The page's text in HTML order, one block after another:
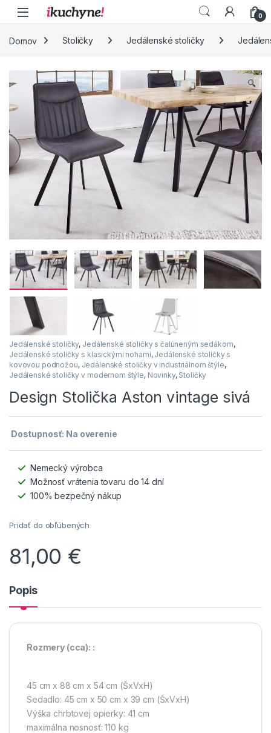
Skip to navigation
Skip to content
0
Domov Stoličky Jedálenské stoličky
🔍
Jedálenské stoličky, Jedálenské stoličky s čalúneným sedákom,
Jedálenské stoličky s klasickými nohami, Jedálenské stoličky s
kovovou podnožou, Jedálenské stoličky v industriálnom štýle,
Jedálenské stoličky v modernom štýle, Novinky, Stoličky
Design Stolička Aston vintage sivá
Dostupnosť: Na overenie
Nemecký výrobca
Možnosť vrátenia tovaru do 14 dní
100% bezpečný nákup
Pridať do obľúbených
81,00 €
Popis
Rozmery (cca): :
45 cm x 88 cm x 54 cm (ŠxVxH)
Sedadlo: 45 cm x 50 cm x 39 cm (ŠxVxH)
Výška chrbtovej opierky: 41 cm
maximálna nosnosť: 110 kg